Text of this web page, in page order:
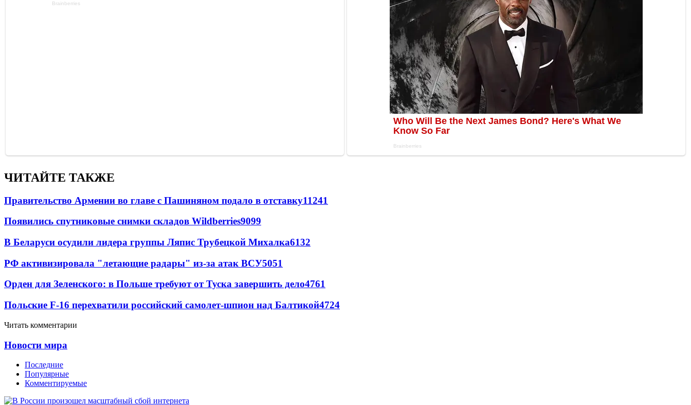
ЧИТАЙТЕ ТАКЖЕ
Правительство Армении во главе с Пашиняном подало в отставку11241
Появились спутниковые снимки складов Wildberries9099
В Беларуси осудили лидера группы Ляпис Трубецкой Михалка6132
РФ активизировала "летающие радары" из-за атак ВСУ5051
Орден для Зеленского: в Польше требуют от Туска завершить дело4761
Польские F-16 перехватили российский самолет-шпион над Балтикой4724
Читать комментарии
Новости мира
Последние
Популярные
Комментируемые